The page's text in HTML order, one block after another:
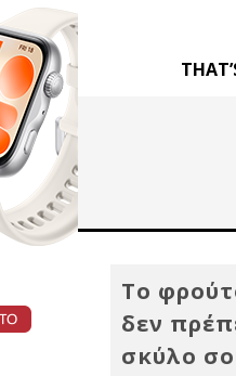
Το
δεν
σκύλο